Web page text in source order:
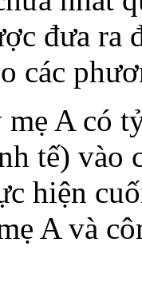
đưa ra
các
A có
tế) vào
hiện
A và